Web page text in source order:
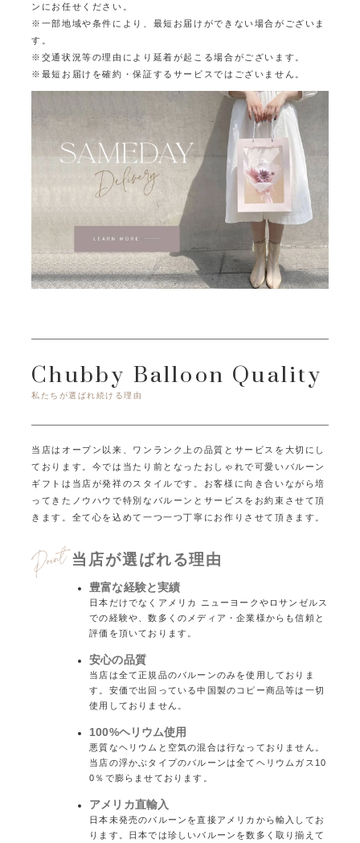
ンにお任せください。
※一部地域や条件により、最短お届けができない場合がございま
す。
※交通状況等の理由により延着が起こる場合がございます。
※最短お届けを確約・保証するサービスではございません。
Chubby Balloon Quality
私たちが選ばれ続ける理由
当店はオープン以来、ワンランク上の品質とサービスを大切にし
ております。 今では当たり前となったおしゃれで可愛いバルーン
ギフトは当店が発祥のスタイルです。
お客様に向き合いながら培
ってきたノウハウで特別なバルーンとサービスをお約束させて頂
きます。 全て心を込めて一つ一つ丁寧にお作りさせて頂きます。
当店が選ばれる理由
豊富な経験と実績
日本だけでなくアメリカ ニューヨークやロサンゼルス
での経験や、数多くのメディア・企業様からも信頼と
評価を頂いております。
安心の品質
当店は全て正規品のバルーンのみを使用しておりま
す。安価で出回っている中国製のコピー商品等は一切
使用しておりません。
100%ヘリウム使用
悪質なヘリウムと空気の混合は行なっておりません。
当店の浮かぶタイプのバルーンは全てヘリウムガス10
0％で膨らませております。
アメリカ直輸入
日本未発売のバルーンを直接アメリカから輸入してお
ります。日本では珍しいバルーンを数多く取り揃えて